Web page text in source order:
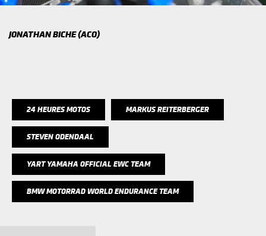
JONATHAN BICHE (ACO)
24 HEURES MOTOS MARKUS REITERBERGER
STEVEN ODENDAAL
YART YAMAHA OFFICIAL EWC TEAM
BMW MOTORRAD WORLD ENDURANCE TEAM